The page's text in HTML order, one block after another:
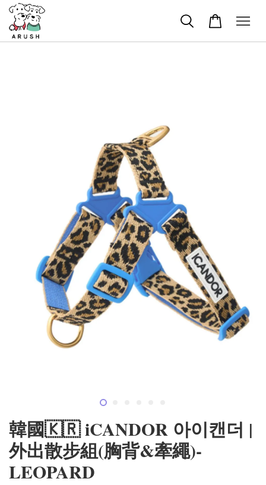
韓國🇰🇷 iCANDOR 아이캔더 |
外出散步組(胸背&牽繩)-
LEOPARD